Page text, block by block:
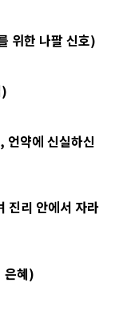
위한 나팔 신호)
언약에 신실하신
진리 안에서 자라
은혜)